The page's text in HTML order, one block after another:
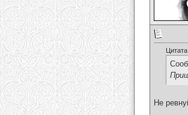
Цитата:
Не